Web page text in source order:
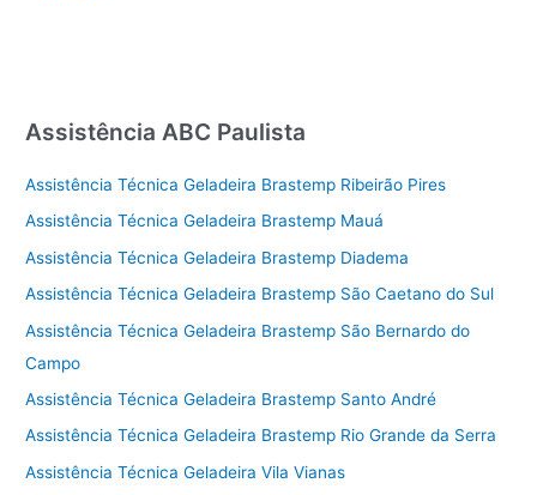
Assistência ABC Paulista
Assistência Técnica Geladeira Brastemp Ribeirão Pires
Assistência Técnica Geladeira Brastemp Mauá
Assistência Técnica Geladeira Brastemp Diadema
Assistência Técnica Geladeira Brastemp São Caetano do Sul
Assistência Técnica Geladeira Brastemp São Bernardo do
Campo
Assistência Técnica Geladeira Brastemp Santo André
Assistência Técnica Geladeira Brastemp Rio Grande da Serra
Assistência Técnica Geladeira Vila Vianas